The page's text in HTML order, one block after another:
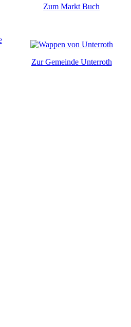
Zum Markt Buch
Zur Gemeinde Unterroth